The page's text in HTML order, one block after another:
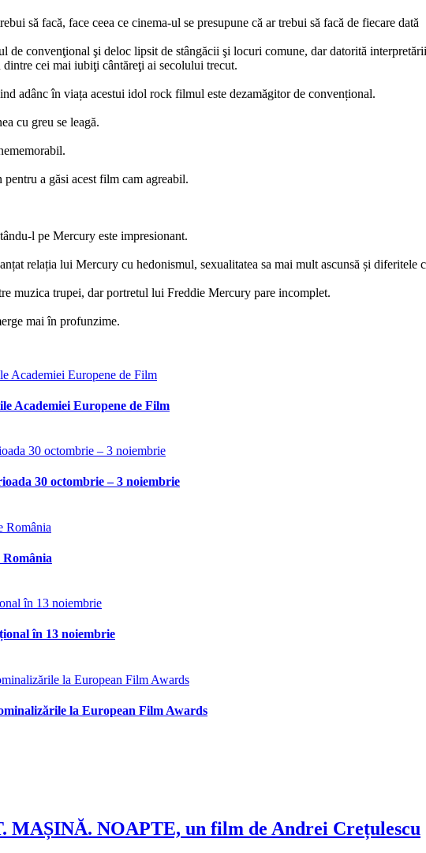
să facă, face ceea ce cinema-ul se presupune că ar trebui să facă de fiecare dată
de convenţional şi deloc lipsit de stângăcii şi locuri comune, dar datorită
cei mai iubiţi cântăreţi ai secolului trecut.
adânc în viața acestui idol rock filmul este dezamăgitor de convențional.
cu greu se leagă.
a găsi acest film cam agreabil.
l pe Mercury este impresionant.
relația lui Mercury cu hedonismul, sexualitatea sa mai mult ascunsă și diferitele
muzica trupei, dar portretul lui Freddie Mercury pare incomplet.
mai în profunzime.
Academiei Europene de Film
30 octombrie – 3 noiembrie
în 13 noiembrie
la European Film Awards
MAȘINĂ. NOAPTE, un film de Andrei Crețulescu